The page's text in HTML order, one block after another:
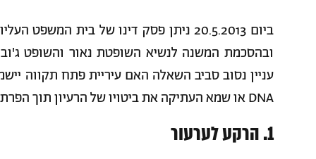
ביום 20.5.2013 ניתן פסק דינו של בית
ובהסכמת המשנה לנשיא השופטת נאור והשופט ג'ובראן
עניין נסוב סביב השאלה האם עיריית פתח תקווה
DNA או שמא העתיקה את ביטויו של הרעיון תוך הפרת זכויות יוצרים.
1. הרקע לערעור